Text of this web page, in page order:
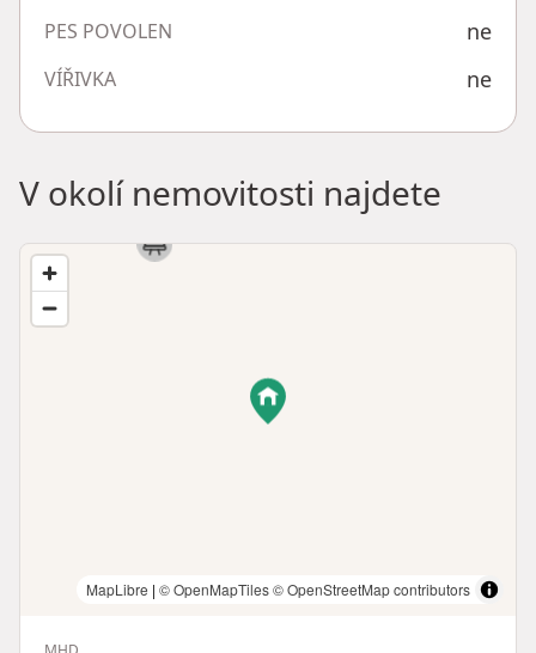
PES POVOLEN ne
VÍŘIVKA ne
V okolí nemovitosti najdete
MapLibre | © OpenMapTiles© OpenStreetMap contributors